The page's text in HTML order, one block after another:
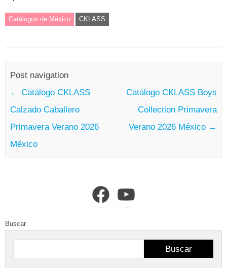
Catálogos de México CKLASS
Post navigation
← Catálogo CKLASS
Calzado Caballero
Primavera Verano 2026
México
Catálogo CKLASS Boys
Collection Primavera
Verano 2026 México →
FacebookYouTube
Buscar
Buscar